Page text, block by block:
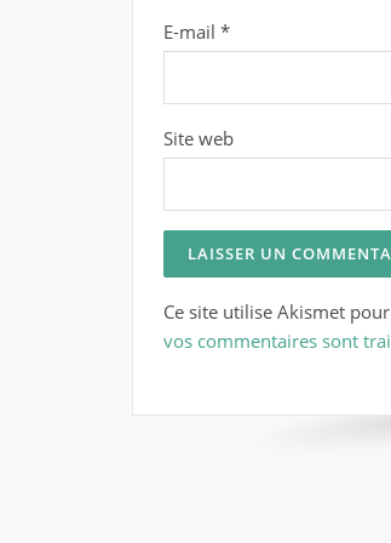
E-mail *
Site web
Ce site utilise Akismet
vos commentaires sont